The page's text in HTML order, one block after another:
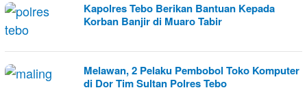
Kapolres Tebo Berikan Bantuan Kepada
Korban Banjir di Muaro Tabir
Melawan, 2 Pelaku Pembobol Toko Komputer
di Dor Tim Sultan Polres Tebo